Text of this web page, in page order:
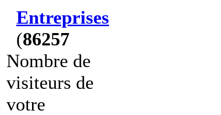
Entreprises
(86257
Nombre de
visiteurs de
votre